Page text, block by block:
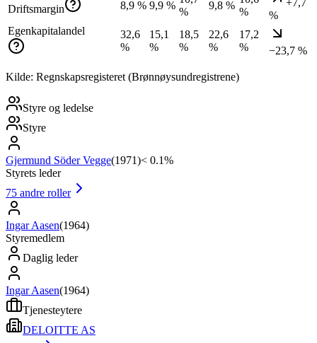
Driftsmargin 8,9 % 9,9 %
%
9,8 %
%
+7,7
%
Egenkapitalandel
32,6
%
15,1
%
18,5
%
22,6
%
17,2
%
−23,7 %
Kilde: Regnskapsregisteret (Brønnøysundregistrene)
Styre og ledelse
Styre
Gjermund Söder Vegge(1971)< 0.1%
Styrets leder
75 andre roller
Ingar Aasen(1964)
Styremedlem
Daglig leder
Ingar Aasen(1964)
Tjenesteytere
DELOITTE AS